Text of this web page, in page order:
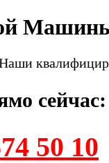
сейчас:
50 10